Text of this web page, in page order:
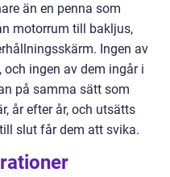
än en penna som
motorrum till bakljus,
Ingen av
ingen av dem ingår i
på samma sätt som
år efter år, och utsätts
slut får dem att svika.